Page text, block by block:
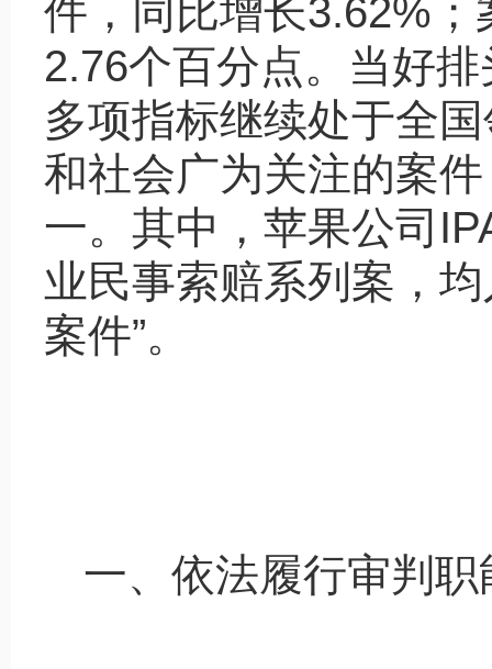
件，同比增长3.62%
2.76个百分点。当好排
多项指标继续处于全
和社会广为关注的案
一。其中，苹果公司
业民事索赔系列案，
案件”。
一、依法履行审判